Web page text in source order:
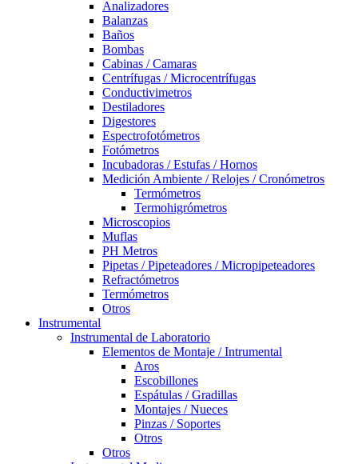
Analizadores
Balanzas
Baños
Bombas
Cabinas / Camaras
Centrífugas / Microcentrífugas
Conductivimetros
Destiladores
Digestores
Espectrofotómetros
Fotómetros
Incubadoras / Estufas / Hornos
Medición Ambiente / Relojes / Cronómetros
Termómetros
Termohigrómetros
Microscopios
Muflas
PH Metros
Pipetas / Pipeteadores / Micropipeteadores
Refractómetros
Termómetros
Otros
Instrumental
Instrumental de Laboratorio
Elementos de Montaje / Intrumental
Aros
Escobillones
Espátulas / Gradillas
Montajes / Nueces
Pinzas / Soportes
Otros
Otros